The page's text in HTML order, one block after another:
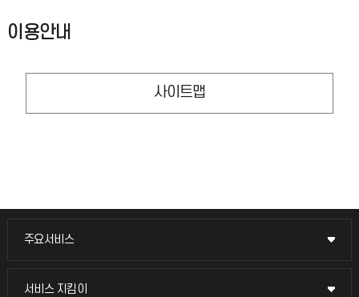
이용안내
사이트맵
주요서비스
주요서비스
교무회의방송
서비스 지킴이
서비스 지킴이